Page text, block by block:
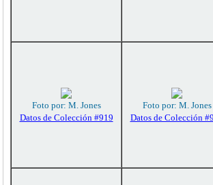
Foto por: M. Jones
Datos de Colección #919
Foto por: M. Jones
Datos de Colección